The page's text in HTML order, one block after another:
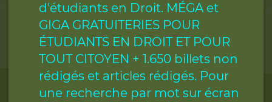
d'étudiants en Droit. MÉGA et
GIGA GRATUITERIES POUR
ÉTUDIANTS EN DROIT ET POUR
TOUT CITOYEN + 1.650 billets non
rédigés et articles rédigés. Pour
une recherche par mot sur écran